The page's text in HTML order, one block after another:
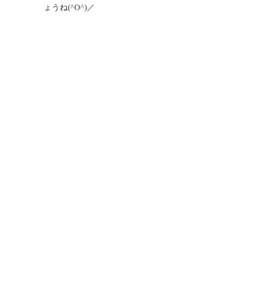
ょうね(^O^)／